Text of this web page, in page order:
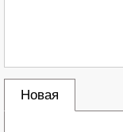
Новая